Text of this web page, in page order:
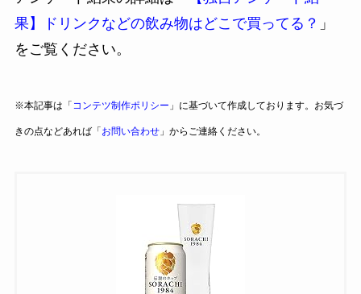
果】ドリンクなどの飲み物はどこで買ってる？ 」
をご覧ください。
※本記事は「 コンテツ制作ポリシー 」に基づいて作成しております。お気づ
きの点などあれば「お問い合わせ」からご連絡ください。